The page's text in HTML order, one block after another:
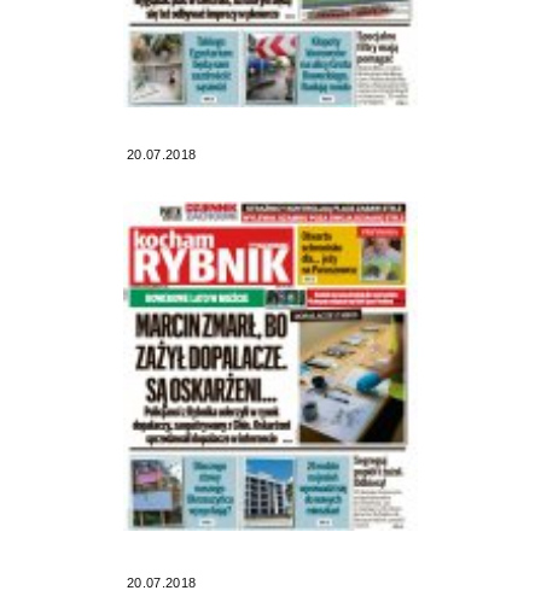
20.07.2018
20.07.2018